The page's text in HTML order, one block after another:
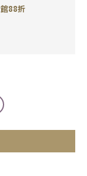
88折